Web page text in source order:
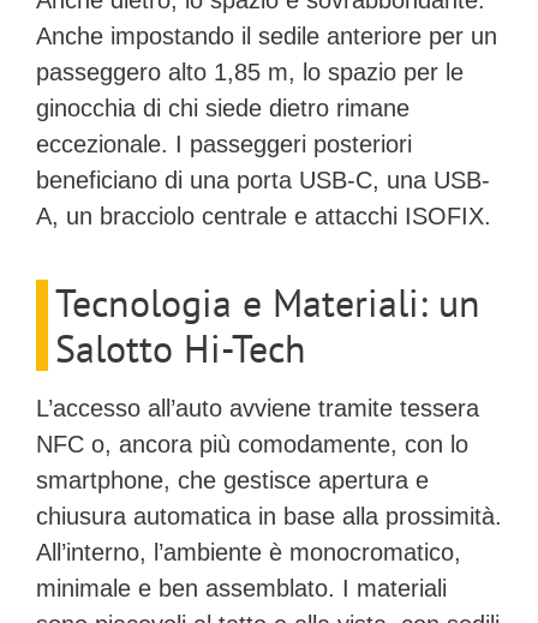
Anche impostando il sedile anteriore per un
passeggero alto 1,85 m, lo spazio per le
ginocchia di chi siede dietro rimane
eccezionale. I passeggeri posteriori
beneficiano di una porta USB-C, una USB-
A, un bracciolo centrale e attacchi ISOFIX.
Tecnologia e Materiali: un
Salotto Hi-Tech
L’accesso all’auto avviene tramite tessera
NFC o, ancora più comodamente, con lo
smartphone, che gestisce apertura e
chiusura automatica in base alla prossimità.
All’interno, l’ambiente è monocromatico,
minimale e ben assemblato. I materiali